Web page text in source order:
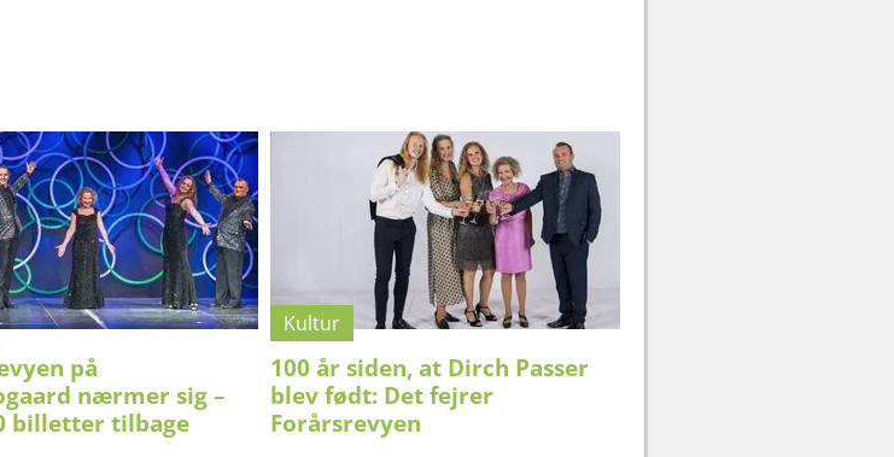
på
nærmer sig –
billetter tilbage
Kultur
100 år siden, at Dirch Passer
blev født: Det fejrer
Forårsrevyen